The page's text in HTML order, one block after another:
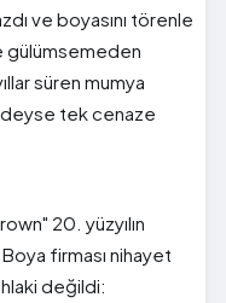
ve boyasını törenle
gülümsemeden
süren mumya
tek cenaze
20. yüzyılın
firması nihayet
değildi: